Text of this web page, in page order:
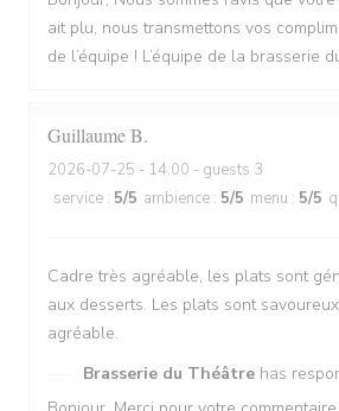
ait plu, nous transmettons vos
de l’équipe ! L’équipe de la brasserie
GuillaumeB
2026-07-25 - 14:00 - guests 3
service : 5/5 ambience : 5/5 menu : 5/5
Cadre très agréable, les plats sont
aux desserts. Les plats sont
agréable.
Brasserie du Théâtre has